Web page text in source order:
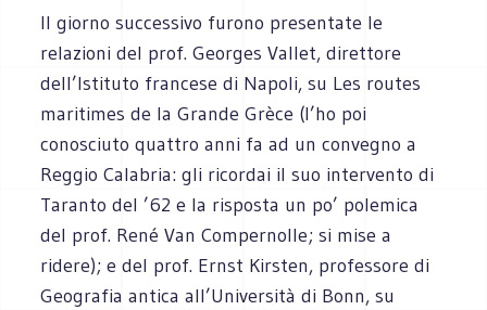
Il giorno successivo furono presentate le
relazioni del prof. Georges Vallet, direttore
dell’Istituto francese di Napoli, su Les routes
maritimes de la Grande Grèce (l’ho poi
conosciuto quattro anni fa ad un convegno a
Reggio Calabria: gli ricordai il suo intervento di
Taranto del ’62 e la risposta un po’ polemica
del prof. René Van Compernolle; si mise a
ridere); e del prof. Ernst Kirsten, professore di
Geografia antica all’Università di Bonn, su